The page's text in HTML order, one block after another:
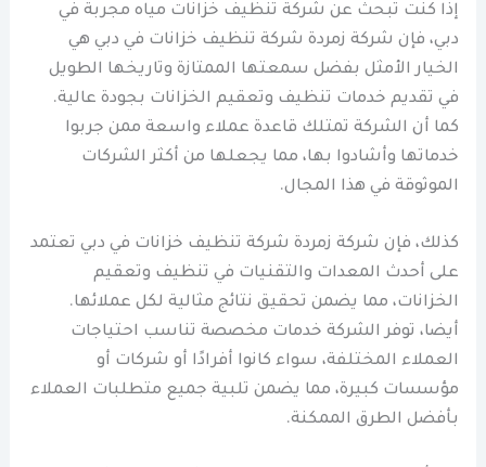
إذا كنت تبحث عن شركة تنظيف خزانات مياه مجربة في
دبي، فإن شركة زمردة شركة تنظيف خزانات في دبي هي
الخيار الأمثل بفضل سمعتها الممتازة وتاريخها الطويل
في تقديم خدمات تنظيف وتعقيم الخزانات بجودة عالية.
كما أن الشركة تمتلك قاعدة عملاء واسعة ممن جربوا
خدماتها وأشادوا بها، مما يجعلها من أكثر الشركات
الموثوقة في هذا المجال.
كذلك، فإن شركة زمردة شركة تنظيف خزانات في دبي تعتمد
على أحدث المعدات والتقنيات في تنظيف وتعقيم
الخزانات، مما يضمن تحقيق نتائج مثالية لكل عملائها.
أيضا، توفر الشركة خدمات مخصصة تناسب احتياجات
العملاء المختلفة، سواء كانوا أفرادًا أو شركات أو
مؤسسات كبيرة، مما يضمن تلبية جميع متطلبات العملاء
بأفضل الطرق الممكنة.